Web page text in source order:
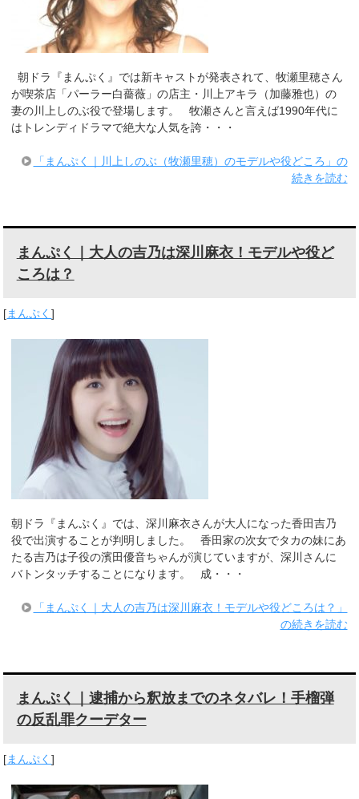
朝ドラ『まんぷく』では新キャストが発表されて、牧瀬里穂さん
が喫茶店「パーラー白薔薇」の店主・川上アキラ（加藤雅也）の
妻の川上しのぶ役で登場します。 牧瀬さんと言えば1990年代に
はトレンディドラマで絶大な人気を誇・・・
「まんぷく｜川上しのぶ（牧瀬里穂）のモデルや役どころ」の
続きを読む
まんぷく｜大人の吉乃は深川麻衣！モデルや役ど
ころは？
[まんぷく]
朝ドラ『まんぷく』では、深川麻衣さんが大人になった香田吉乃
役で出演することが判明しました。 香田家の次女でタカの妹にあ
たる吉乃は子役の濱田優音ちゃんが演じていますが、深川さんに
バトンタッチすることになります。 成・・・
「まんぷく｜大人の吉乃は深川麻衣！モデルや役どころは？」
の続きを読む
まんぷく｜逮捕から釈放までのネタバレ！手榴弾
の反乱罪クーデター
[まんぷく]